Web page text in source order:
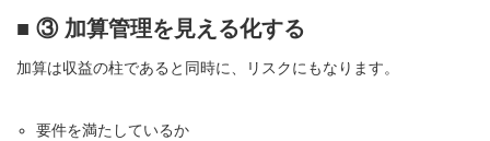
■ ③ 加算管理を見える化する
加算は収益の柱であると同時に、リスクにもなります。
要件を満たしているか